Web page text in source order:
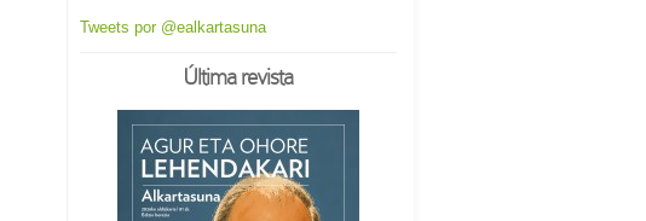
Tweets por @ealkartasuna
Última revista